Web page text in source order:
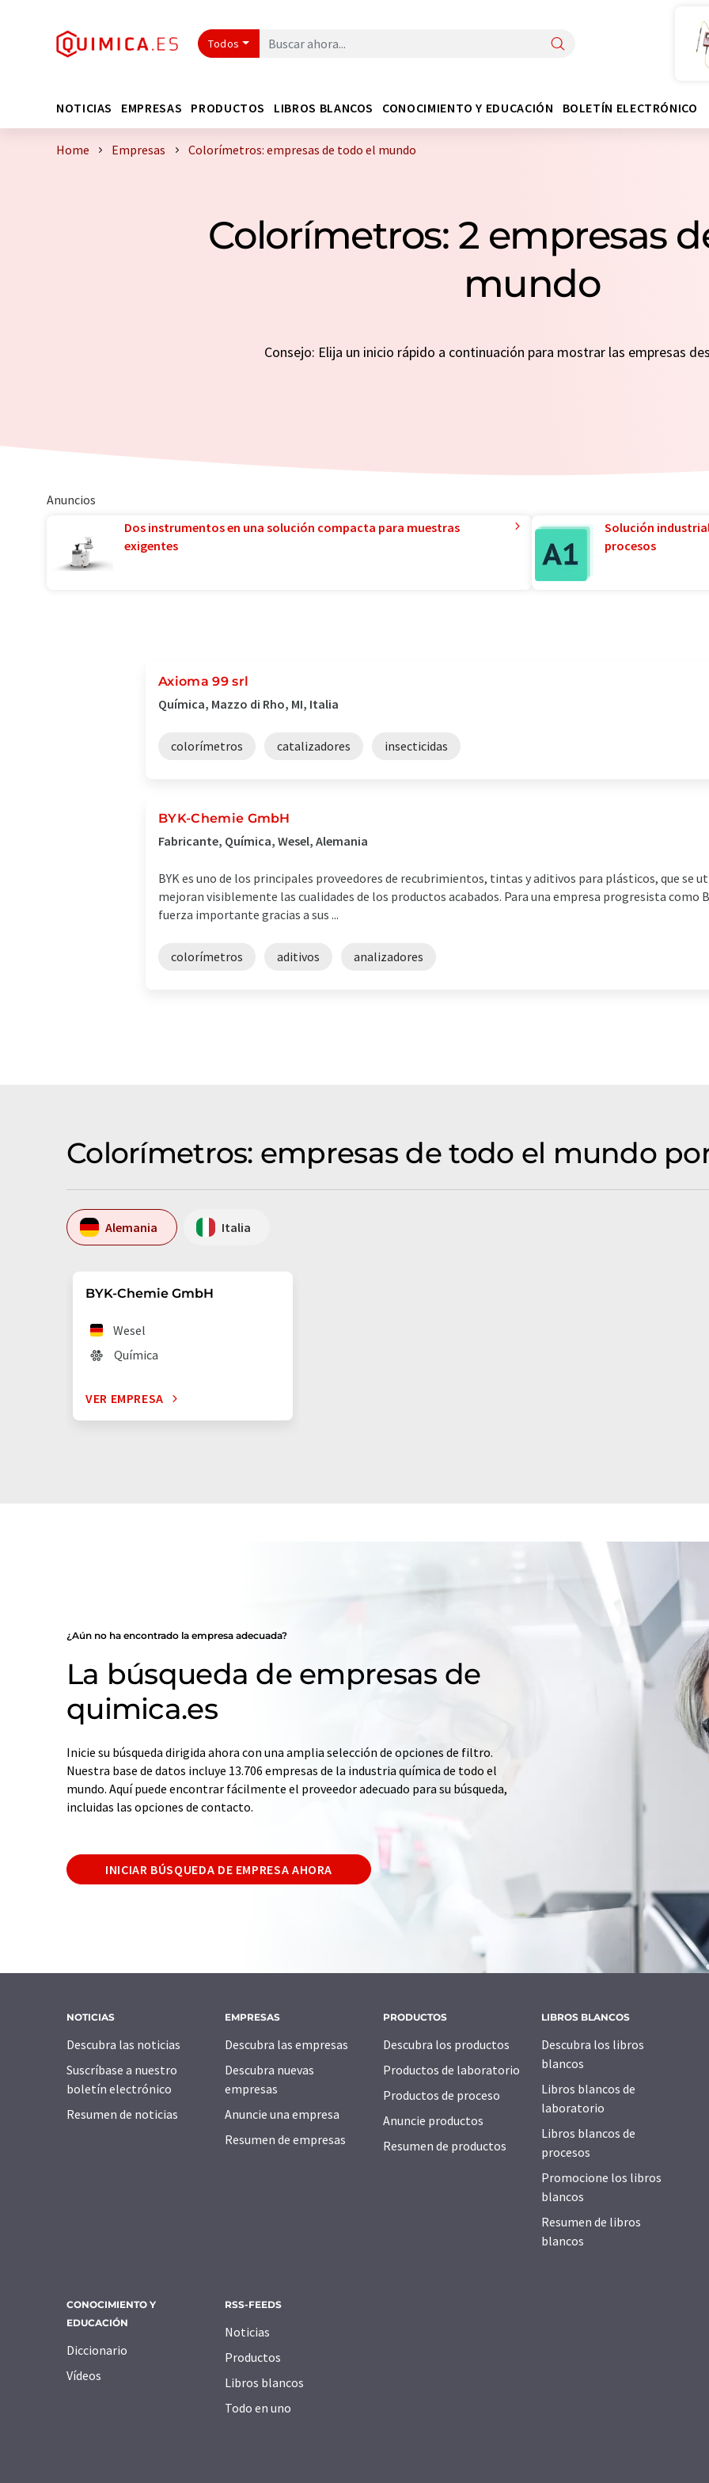
Todos
NOTICIAS EMPRESAS PRODUCTOS LIBROS BLANCOS CONOCIMIENTO Y EDUCACIÓN BOLETÍN ELECTRÓNICO
Home Empresas Colorímetros: empresas de todo el mundo
Colorímetros: 2 empresas
mundo
Consejo: Elija un inicio rápido a continuación para mostrar las empresas
Anuncios
Dos instrumentos en una solución compacta para muestras
exigentes
Solución
procesos
Axioma 99 srl
Química, Mazzo di Rho, MI, Italia
colorímetros catalizadores insecticidas
BYK-Chemie GmbH
Fabricante, Química, Wesel, Alemania
BYK es uno de los principales proveedores de recubrimientos, tintas y aditivos para plásticos, que se
mejoran visiblemente las cualidades de los productos acabados. Para una empresa progresista como
fuerza importante gracias a sus ...
colorímetros aditivos analizadores
Colorímetros: empresas de todo el mundo
Alemania Italia
BYK-Chemie GmbH
Wesel
Química
VER EMPRESA
¿Aún no ha encontrado la empresa adecuada?
La búsqueda de empresas de
quimica.es
Inicie su búsqueda dirigida ahora con una amplia selección de opciones de filtro.
Nuestra base de datos incluye 13.706 empresas de la industria química de todo el
mundo. Aquí puede encontrar fácilmente el proveedor adecuado para su búsqueda,
incluidas las opciones de contacto.
INICIAR BÚSQUEDA DE EMPRESA AHORA
NOTICIAS
Descubra las noticias
Suscríbase a nuestro
boletín electrónico
Resumen de noticias
EMPRESAS
Descubra las empresas
Descubra nuevas
empresas
Anuncie una empresa
Resumen de empresas
PRODUCTOS
Descubra los productos
Productos de laboratorio
Productos de proceso
Anuncie productos
Resumen de productos
LIBROS BLANCOS
Descubra los libros
blancos
Libros blancos de
laboratorio
Libros blancos de
procesos
Promocione los libros
blancos
Resumen de libros
blancos
CONOCIMIENTO Y
EDUCACIÓN
Diccionario
Vídeos
RSS-FEEDS
Noticias
Productos
Libros blancos
Todo en uno